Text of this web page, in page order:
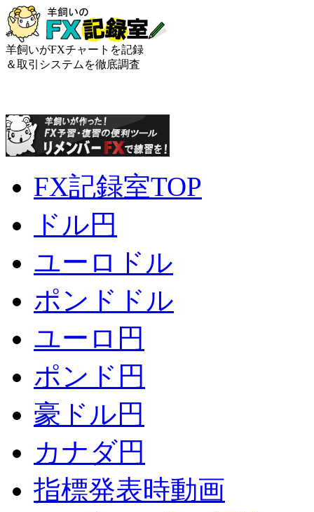
羊飼いがFXチャートを記録
＆取引システムを徹底調査
FX記録室TOP
ドル円
ユーロドル
ポンドドル
ユーロ円
ポンド円
豪ドル円
カナダ円
指標発表時動画